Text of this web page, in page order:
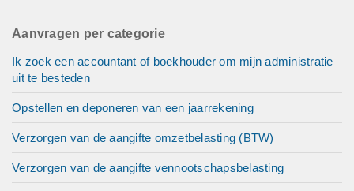
Aanvragen per categorie
Ik zoek een accountant of boekhouder om mijn administratie
uit te besteden
Opstellen en deponeren van een jaarrekening
Verzorgen van de aangifte omzetbelasting (BTW)
Verzorgen van de aangifte vennootschapsbelasting